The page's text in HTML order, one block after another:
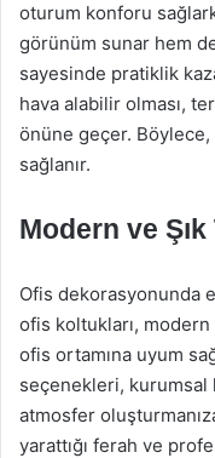
oturum konforu
görünüm sunar hem
sayesinde pratiklik
hava alabilir olması,
önüne geçer.
sağlanır.
Modern ve Şık
Ofis dekorasyonunda
ofis koltukları,
ofis ortamına uyum
seçenekleri, kurumsal
atmosfer
yarattığı ferah ve